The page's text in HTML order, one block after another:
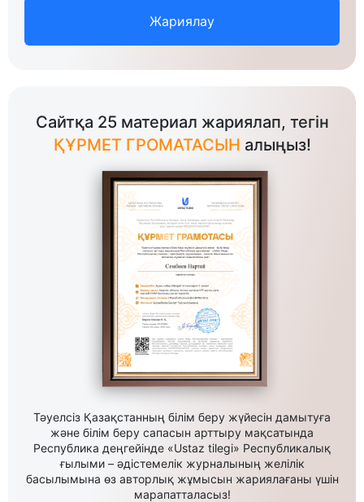
Жариялау
Сайтқа 25 материал жариялап, тегін
ҚҰРМЕТ ГРОМАТАСЫН алыңыз!
Тәуелсіз Қазақстанның білім беру жүйесін дамытуға
және білім беру сапасын арттыру мақсатында
Республика деңгейінде «Ustaz tilegi» Республикалық
ғылыми – әдістемелік журналының желілік
басылымына өз авторлық жұмысын жариялағаны үшін
марапатталасыз!